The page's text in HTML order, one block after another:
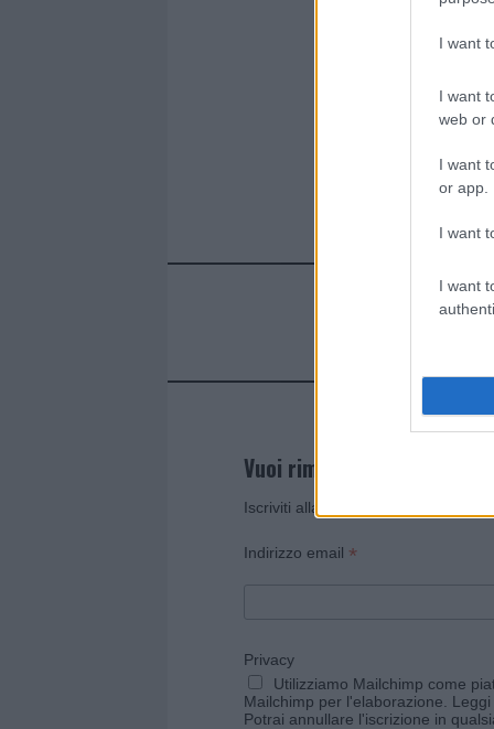
I want
I want
web or
I want
or app.
I want
I want
Vuoi rimanere sempre
Iscriviti alla newsletter di Gallura
Indirizzo email *
Privacy
Utilizziamo Mailchimp come
Mailchimp per l'elaborazione.
Potrai annullare l'iscrizione in